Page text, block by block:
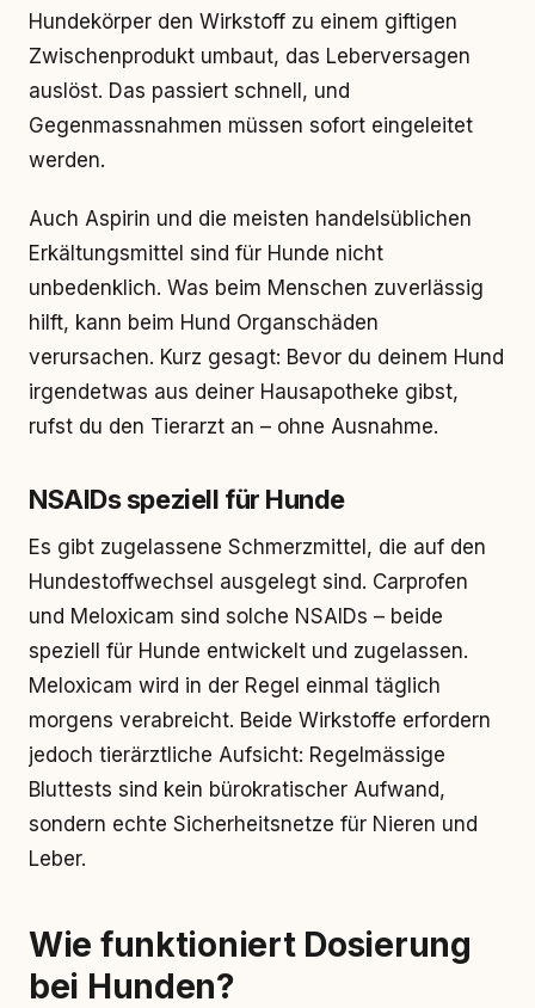
Hundekörper den Wirkstoff zu einem giftigen
Zwischenprodukt umbaut, das Leberversagen
auslöst. Das passiert schnell, und
Gegenmassnahmen müssen sofort eingeleitet
werden.
Auch Aspirin und die meisten handelsüblichen
Erkältungsmittel sind für Hunde nicht
unbedenklich. Was beim Menschen zuverlässig
hilft, kann beim Hund Organschäden
verursachen. Kurz gesagt: Bevor du deinem Hund
irgendetwas aus deiner Hausapotheke gibst,
rufst du den Tierarzt an – ohne Ausnahme.
NSAIDs speziell für Hunde
Es gibt zugelassene Schmerzmittel, die auf den
Hundestoffwechsel ausgelegt sind. Carprofen
und Meloxicam sind solche NSAIDs – beide
speziell für Hunde entwickelt und zugelassen.
Meloxicam wird in der Regel einmal täglich
morgens verabreicht. Beide Wirkstoffe erfordern
jedoch tierärztliche Aufsicht: Regelmässige
Bluttests sind kein bürokratischer Aufwand,
sondern echte Sicherheitsnetze für Nieren und
Leber.
Wie funktioniert Dosierung
bei Hunden?